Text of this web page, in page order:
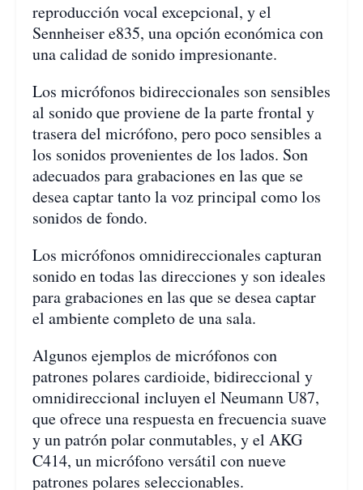
reproducción vocal excepcional, y el
Sennheiser e835, una opción económica con
una calidad de sonido impresionante.
Los micrófonos bidireccionales son sensibles
al sonido que proviene de la parte frontal y
trasera del micrófono, pero poco sensibles a
los sonidos provenientes de los lados. Son
adecuados para grabaciones en las que se
desea captar tanto la voz principal como los
sonidos de fondo.
Los micrófonos omnidireccionales capturan
sonido en todas las direcciones y son ideales
para grabaciones en las que se desea captar
el ambiente completo de una sala.
Algunos ejemplos de micrófonos con
patrones polares cardioide, bidireccional y
omnidireccional incluyen el Neumann U87,
que ofrece una respuesta en frecuencia suave
y un patrón polar conmutables, y el AKG
C414, un micrófono versátil con nueve
patrones polares seleccionables.